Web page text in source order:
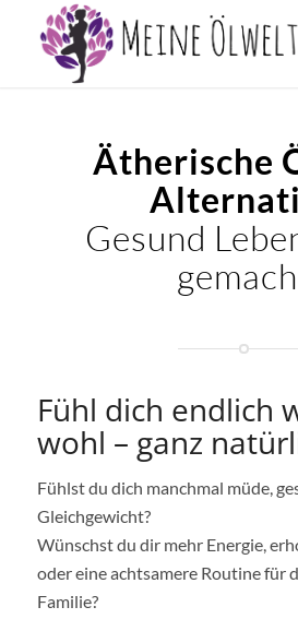
Ätherische
Gesund
Fühl dich endlich
wohl – ganz
Fühlst du dich manchmal müde,
Gleichgewicht?
Wünschst du dir mehr Energie,
oder eine achtsamere Routine für
Familie?